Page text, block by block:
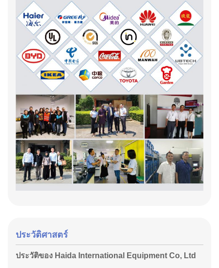
ประวัติศาสตร์
ประวัติของ Haida International Equipment Co, Ltd